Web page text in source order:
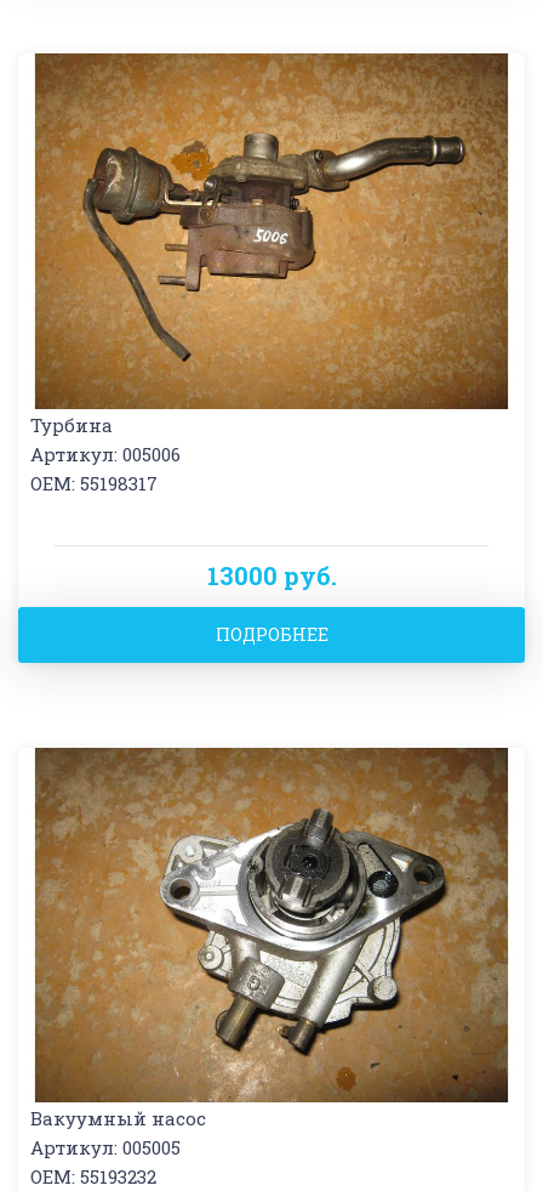
Турбина
Артикул: 005006
OEM: 55198317
13000 руб.
ПОДРОБНЕЕ
Вакуумный насос
Артикул: 005005
OEM: 55193232